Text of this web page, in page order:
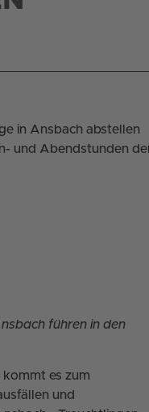
in Ansbach abstellen
und Abendstunden
führen in den
es zum
und